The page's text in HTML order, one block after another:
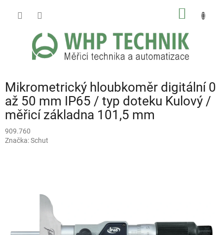
Mikrometrický hloubkoměr digitální 0
až 50 mm IP65 / typ doteku Kulový /
měřicí základna 101,5 mm
909.760
Značka:Schut